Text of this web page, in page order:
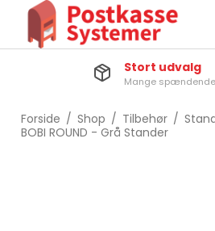
Stort udvalg
Mange
Forside / Shop / Tilbehør /
BOBI ROUND - Grå Stander